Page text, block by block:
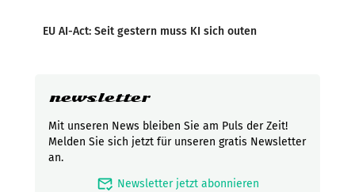
EU AI-Act: Seit gestern muss KI sich outen
newsletter
Mit unseren News bleiben Sie am Puls der Zeit!
Melden Sie sich jetzt für unseren gratis Newsletter
an.
mark_email_read Newsletter jetzt abonnieren